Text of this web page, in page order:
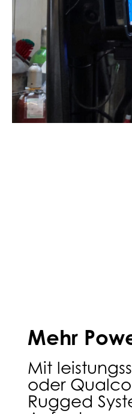
Mehr
Mit
oder
Rugged